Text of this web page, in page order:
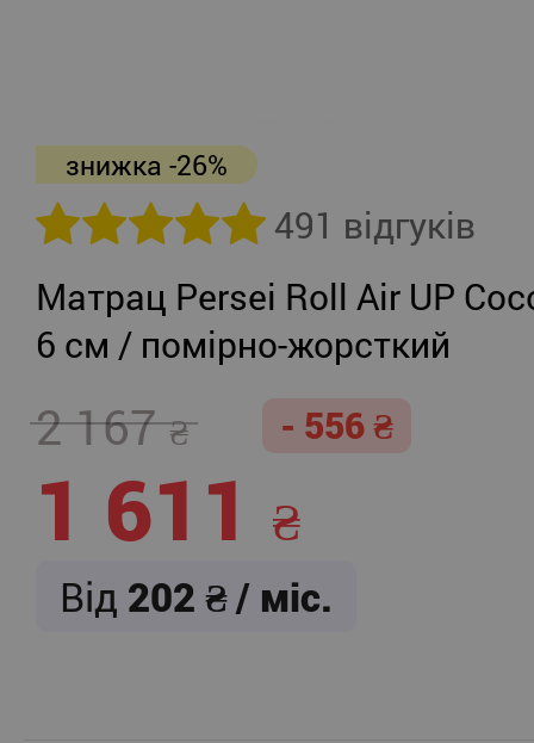
знижка -26%
491 відгуків
Матрац Persei Roll Air UP
6 см / помірно-жорсткий
2 167 - 556
1 611
Від 202 / міс.